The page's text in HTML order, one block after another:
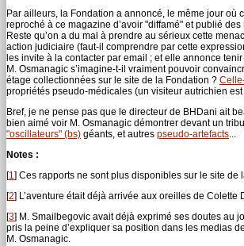
Par ailleurs, la Fondation a annoncé, le même jour
reproché à ce magazine d’avoir "diffamé" et publié
Reste qu’on a du mal à prendre au sérieux cette
action judiciaire (faut-il comprendre par cette
les invite à la contacter par email ; et elle annonce
M. Osmanagic s’imagine-t-il vraiment pouvoir
étage collectionnées sur le site de la Fondation ?
propriétés pseudo-médicales (un visiteur autrichien
Bref, je ne pense pas que le directeur de BHDani ait
bien aimé voir M. Osmanagic démontrer devant un
"oscillateurs" (bs) géants, et autres pseudo-artefacts...
Notes :
[1] Ces rapports ne sont plus disponibles sur le site
[2] L’aventure était déjà arrivée aux oreilles de Colette
[3] M. Smailbegovic avait déjà exprimé ses doutes au
pris la peine d’expliquer sa position dans les medias
M. Osmanagic.